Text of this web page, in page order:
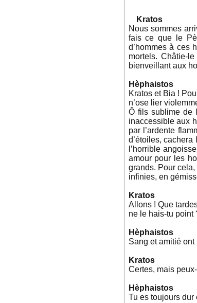
Kratos
Nous sommes
fais ce que le
d’hommes à ces
mortels. Châtie-
bienveillant aux
Hèphaistos
Kratos et Bia !
n’ose lier
Ô fils sublime de
inaccessible aux
par l’ardente
d’étoiles,
l’horrible
amour pour les
grands. Pour
infinies, en
Kratos
Allons ! Que
ne le hais-tu point
Hèphaistos
Sang et amitié
Kratos
Certes, mais
Hèphaistos
Tu es toujours dur